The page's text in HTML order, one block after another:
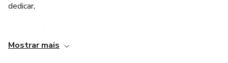
dedicar,
atividade
Mostrar mais